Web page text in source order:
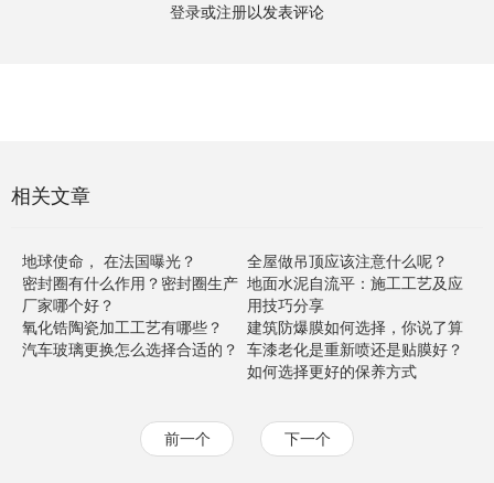
登录或注册以发表评论
相关文章
地球使命， 在法国曝光？
密封圈有什么作用？密封圈生产
厂家哪个好？
氧化锆陶瓷加工工艺有哪些？
汽车玻璃更换怎么选择合适的？
全屋做吊顶应该注意什么呢？
地面水泥自流平：施工工艺及应
用技巧分享
建筑防爆膜如何选择，你说了算
车漆老化是重新喷还是贴膜好？
如何选择更好的保养方式
前一个 下一个